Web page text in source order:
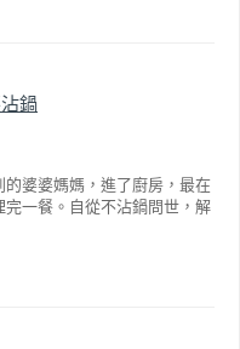
鍋
婆婆媽媽，進了廚房，最在
一餐。自從不沾鍋問世，解
排行榜的前幾名。然而如何